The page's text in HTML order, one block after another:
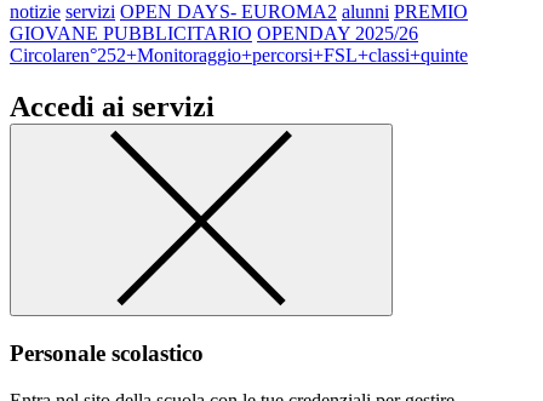
notizie servizi OPEN DAYS- EUROMA2 alunni PREMIO
GIOVANE PUBBLICITARIO OPENDAY 2025/26
Circolaren°252+Monitoraggio+percorsi+FSL+classi+quinte
Accedi ai servizi
Personale scolastico